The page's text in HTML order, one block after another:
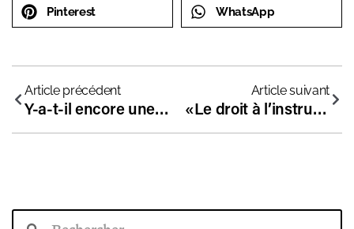
Pinterest WhatsApp
Article précédent
Y-a-t-il encore une place pour les élites de l’esprit ?
Article suivant
«Le droit à l’instruction en famille, principe républicain en péril»